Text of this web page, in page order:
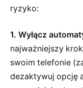
ryzyko:
1. Wyłącz
najważniejszy
swoim telefonie
dezaktywuj opcję